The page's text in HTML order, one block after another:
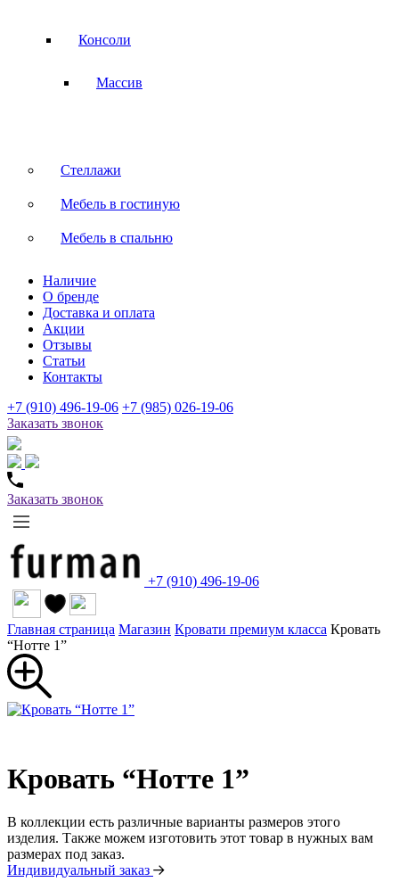
Консоли
Массив
Стеллажи
Мебель в гостиную
Мебель в спальню
Наличие
О бренде
Доставка и оплата
Акции
Отзывы
Статьи
Контакты
+7 (910) 496-19-06 +7 (985) 026-19-06
Заказать звонок
Заказать звонок
+7 (910) 496-19-06
Главная страница Магазин Кровати премиум класса Кровать
“Нотте 1”
Кровать “Нотте 1”
В коллекции есть различные варианты размеров этого
изделия. Также можем изготовить этот товар в нужных вам
размерах под заказ.
Индивидуальный заказ